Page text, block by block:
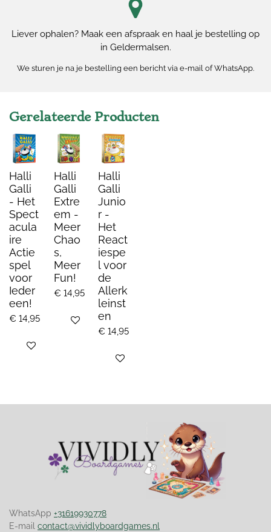
Liever ophalen? Maak een afspraak en haal je bestelling op
in Geldermalsen.
We sturen je na je bestelling een bericht via e-mail of WhatsApp.
Gerelateerde Producten
Halli
Galli
- Het
Spect
acula
ire
Actie
spel
voor
Ieder
een!
€ 14,95
Bekijk details
Halli
Galli
Extre
em -
Meer
Chao
s,
Meer
Fun!
€ 14,95
Bekijk details
Halli
Galli
Junio
r -
Het
React
iespe
l voor
de
Allerk
leinst
en
€ 14,95
Bekijk details
WhatsApp +31619930778
E-mail contact@vividlyboardgames.nl